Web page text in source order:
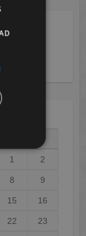
D
1 2
8 9
15 16
22 23